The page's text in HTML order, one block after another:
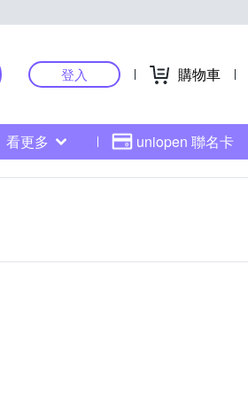
登入 購物車
看更多 uniopen 聯名卡